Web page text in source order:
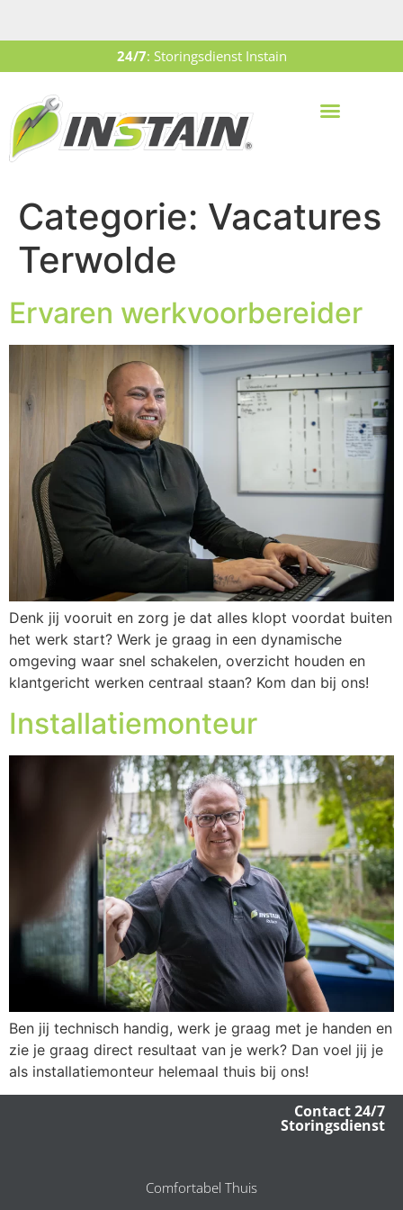
24/7: Storingsdienst Instain
Categorie: Vacatures
Terwolde
Ervaren werkvoorbereider
Denk jij vooruit en zorg je dat alles klopt voordat buiten
het werk start? Werk je graag in een dynamische
omgeving waar snel schakelen, overzicht houden en
klantgericht werken centraal staan? Kom dan bij ons!
Installatiemonteur
Ben jij technisch handig, werk je graag met je handen en
zie je graag direct resultaat van je werk? Dan voel jij je
als installatiemonteur helemaal thuis bij ons!
Contact 24/7
Storingsdienst
Comfortabel Thuis